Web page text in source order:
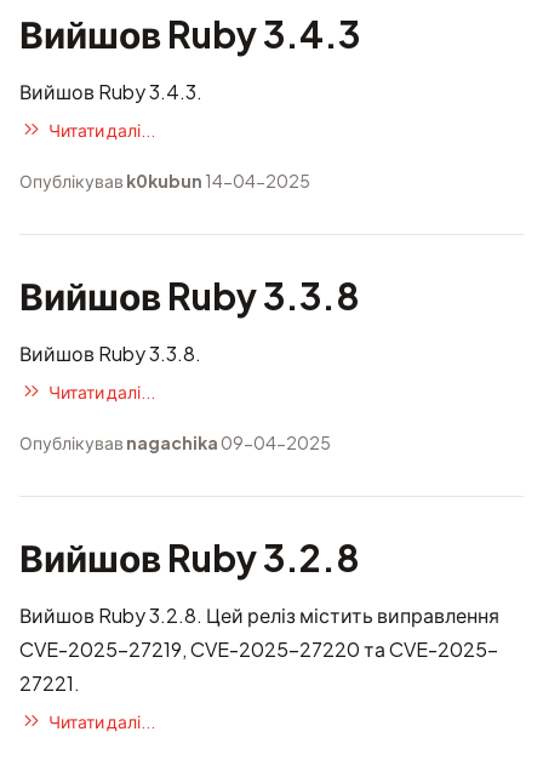
Вийшов Ruby 3.4.3
Вийшов Ruby 3.4.3.
Читати далі...
Опублікував k0kubun 14-04-2025
Вийшов Ruby 3.3.8
Вийшов Ruby 3.3.8.
Читати далі...
Опублікував nagachika 09-04-2025
Вийшов Ruby 3.2.8
Вийшов Ruby 3.2.8. Цей реліз містить виправлення
CVE-2025-27219, CVE-2025-27220 та CVE-2025-
27221.
Читати далі...